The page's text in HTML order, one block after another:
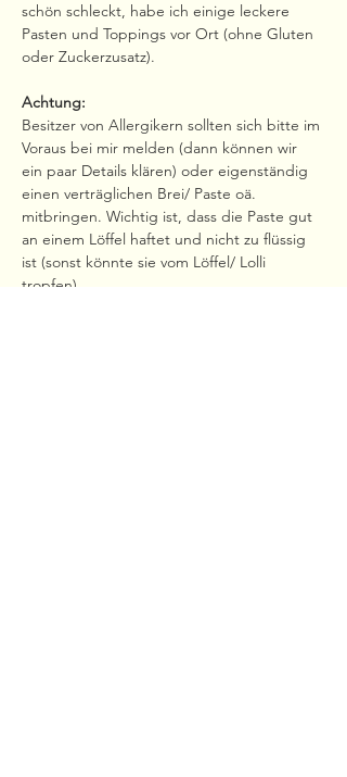
schön schleckt, habe ich einige leckere
Pasten und Toppings vor Ort (ohne Gluten
oder Zuckerzusatz).
Achtung:
Besitzer von Allergikern sollten sich bitte im
Voraus bei mir melden (dann können wir
ein paar Details klären) oder eigenständig
einen verträglichen Brei/ Paste oä.
mitbringen. Wichtig ist, dass die Paste gut
an einem Löffel haftet und nicht zu flüssig
ist (sonst könnte sie vom Löffel/ Lolli
tropfen).